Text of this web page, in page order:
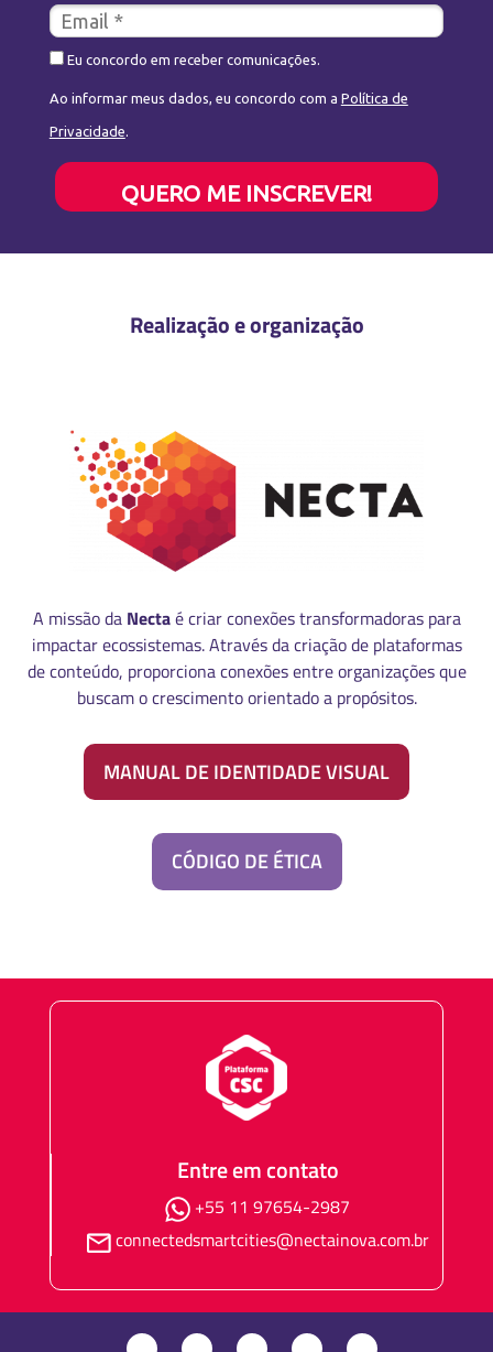
Eu concordo em receber comunicações.
Ao informar meus dados, eu concordo com a Política de
Privacidade.
QUERO ME INSCREVER!
Realização e organização
A missão da Nectaé criar conexões transformadoras para
impactar ecossistemas. Através da criação de plataformas
de conteúdo, proporciona conexões entre organizações que
buscam o crescimento orientado a propósitos.
MANUAL DE IDENTIDADE VISUAL
CÓDIGO DE ÉTICA
Entre em contato
+55 11 97654-2987
connectedsmartcities@nectainova.com.br